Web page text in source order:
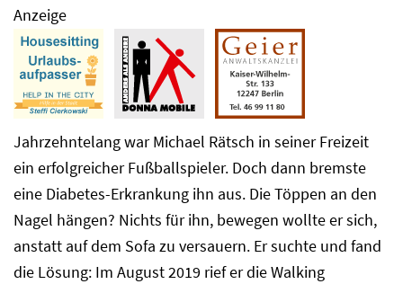
Anzeige
Jahrzehntelang war Michael Rätsch in seiner Freizeit
ein erfolgreicher Fußballspieler. Doch dann bremste
eine Diabetes-Erkrankung ihn aus. Die Töppen an den
Nagel hängen? Nichts für ihn, bewegen wollte er sich,
anstatt auf dem Sofa zu versauern. Er suchte und fand
die Lösung: Im August 2019 rief er die Walking